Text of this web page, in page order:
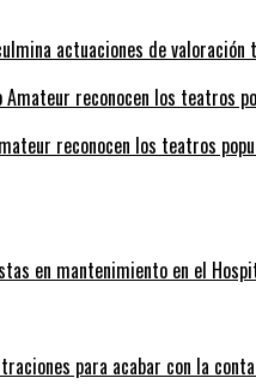
actuaciones de
reconocen los teatros
en mantenimiento en el
para acabar con la